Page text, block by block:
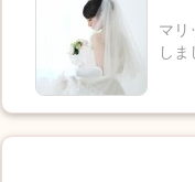
マリ
しま